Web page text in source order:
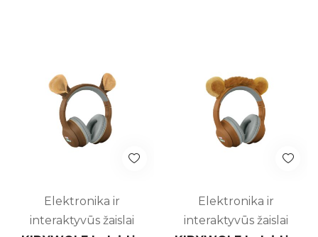
Elektronika ir
interaktyvūs žaislai
Elektronika ir
interaktyvūs žaislai